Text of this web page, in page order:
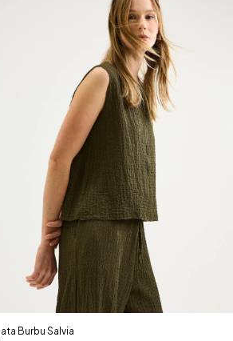
Burbu Salvia